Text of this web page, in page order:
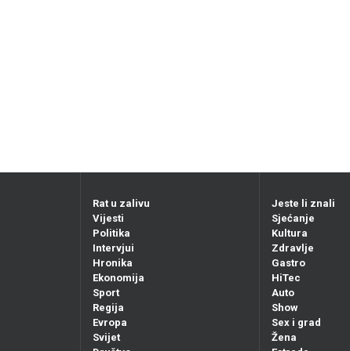
Rat u zalivu
Vijesti
Politika
Intervjui
Hronika
Ekonomija
Sport
Regija
Evropa
Svijet
Jeste li znali
Sjećanje
Kultura
Zdravlje
Gastro
HiTec
Auto
Show
Sex i grad
Žena